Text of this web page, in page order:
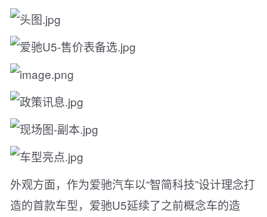
外观方面，作为爱驰汽车以“智简科技”设计理念打
造的首款车型，爱驰U5延续了之前概念车的造